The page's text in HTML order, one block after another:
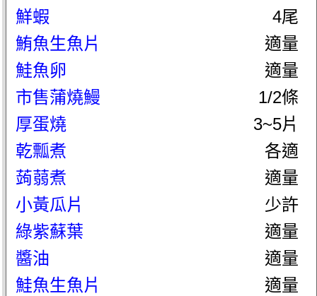
鮮蝦
4尾
鮪魚生魚片
適量
鮭魚卵
適量
市售蒲燒鰻
1/2條
厚蛋燒
3~5片
乾瓢煮
各適
蒟蒻煮
適量
小黃瓜片
少許
綠紫蘇葉
適量
醬油
適量
鮭魚生魚片
適量